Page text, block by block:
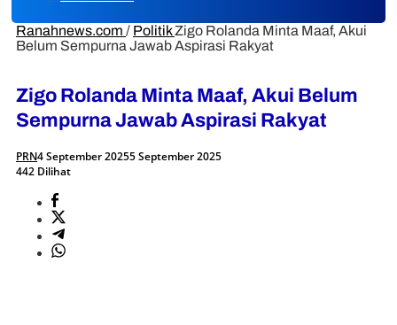
Ranahnews.com / Politik Zigo Rolanda Minta Maaf, Akui
Belum Sempurna Jawab Aspirasi Rakyat
Zigo Rolanda Minta Maaf, Akui Belum
Sempurna Jawab Aspirasi Rakyat
PRN4 September 20255 September 2025
442 Dilihat